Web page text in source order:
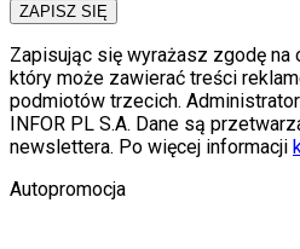
ZAPISZ SIĘ
Zapisując się wyrażasz zgodę
który może zawierać treści
podmiotów trzecich.
INFOR PL S.A. Dane są
newslettera. Po więcej informacji
Autopromocja